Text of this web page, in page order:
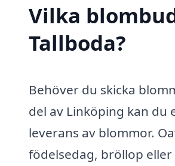
Vilka
Tallboda?
Behöver du skicka
del av Linköping kan
leverans av blommor.
födelsedag, bröllop